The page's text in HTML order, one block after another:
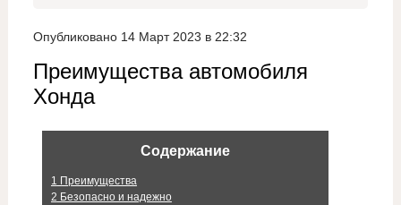
Опубликовано 14 Март 2023 в 22:32
Преимущества автомобиля
Хонда
Содержание
1 Преимущества
2 Безопасно и надежно